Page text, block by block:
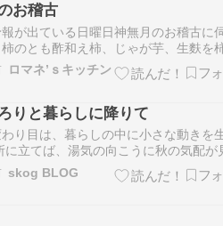
。全曲オリジナルながら、どことな
お稽古
が出ている日曜日神無月のお稽古に
柿のとも酢和え柿、じゃが芋、生麩を
。金目鯛の昆布〆甘鯛のけんちん蒸
を観音開きにしてすり身を乗せ蒸しま
噌焼き蕪と豚肉の炊き物 柚子風味蕪
ロマネ’ｓキッチン
りと暮らしに降りて
り目は、暮らしの中に小さな動きを
に立てば、湯気の向こうに秋の気配が
窓を開けると、風がひんやりとしてい
する事もある。 今年の秋は、まさに急
skog BLOG